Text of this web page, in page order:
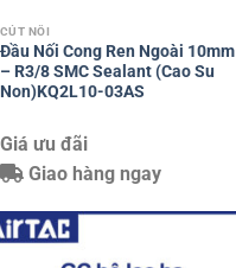
CÚT NỐI
Đầu Nối Cong Ren Ngoài 10mm
– R3/8 SMC Sealant (Cao Su
Non)KQ2L10-03AS
Giá ưu đãi
Giao hàng ngay